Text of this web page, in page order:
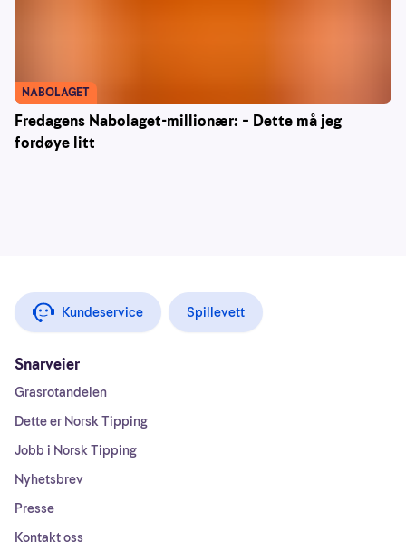
Fredagens Nabolaget-millionær: – Dette må jeg
fordøye litt
NABOLAGET
Kundeservice Spillevett
Snarveier
Grasrotandelen
Dette er Norsk Tipping
Jobb i Norsk Tipping
Nyhetsbrev
Presse
Kontakt oss